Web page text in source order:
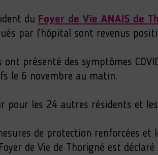
du Foyer de Vie ANAIS de
par l’hôpital sont revenus
présenté des symptômes
le 6 novembre au matin.
pour les 24 autres résidents et
de protection renforcées
de Vie de Thorigné est